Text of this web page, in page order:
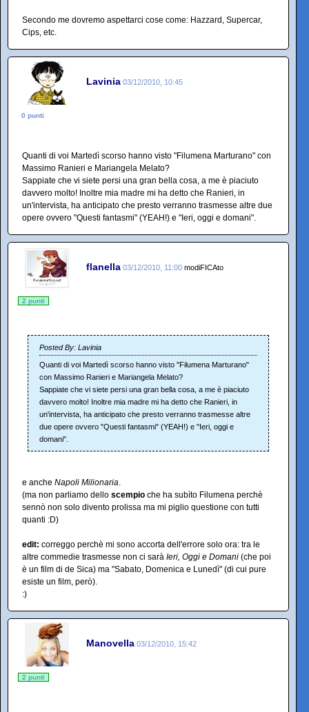
Secondo me dovremo aspettarci cose come: Hazzard, Supercar,
Cips, etc.
Lavinia 03/12/2010, 10:45
0 punti
Quanti di voi Martedì scorso hanno visto "Filumena Marturano" con
Massimo Ranieri e Mariangela Melato?
Sappiate che vi siete persi una gran bella cosa, a me è piaciuto
davvero molto! Inoltre mia madre mi ha detto che Ranieri, in
un'intervista, ha anticipato che presto verranno trasmesse altre due
opere ovvero "Questi fantasmi" (YEAH!) e "Ieri, oggi e domani".
flanella 03/12/2010, 11:00 modiFICAto
2 punti
Posted By: Lavinia
Quanti di voi Martedì scorso hanno visto "Filumena Marturano"
con Massimo Ranieri e Mariangela Melato?
Sappiate che vi siete persi una gran bella cosa, a me è piaciuto
davvero molto! Inoltre mia madre mi ha detto che Ranieri, in
un'intervista, ha anticipato che presto verranno trasmesse altre
due opere ovvero "Questi fantasmi" (YEAH!) e "Ieri, oggi e
domani".
e anche Napoli Milionaria.
(ma non parliamo dello scempio che ha subìto Filumena perchè
sennò non solo divento prolissa ma mi piglio questione con tutti
quanti :D)
edit: correggo perchè mi sono accorta dell'errore solo ora: tra le
altre commedie trasmesse non ci sarà Ieri, Oggi e Domani (che poi
è un film di de Sica) ma "Sabato, Domenica e Lunedì" (di cui pure
esiste un film, però).
:)
Manovella 03/12/2010, 15:42
2 punti